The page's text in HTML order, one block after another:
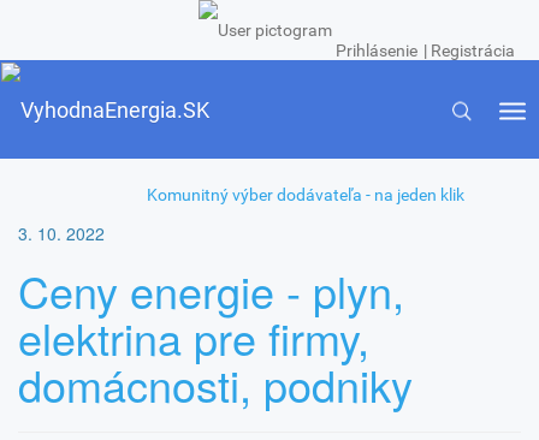
Prihlásenie | Registrácia
Toggle
Komunitný výber dodávateľa - na jeden klik
3. 10. 2022
Ceny energie - plyn,
elektrina pre firmy,
domácnosti, podniky